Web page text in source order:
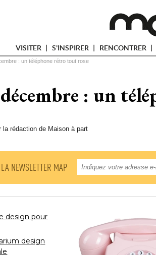
VISITER S'INSPIRER RENCONTRER
: un téléphone rétro tout rose
: un
la rédaction de Maison à part
NEWSLETTER MAP
design pour
design